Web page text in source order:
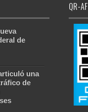
de
una
de
QR-